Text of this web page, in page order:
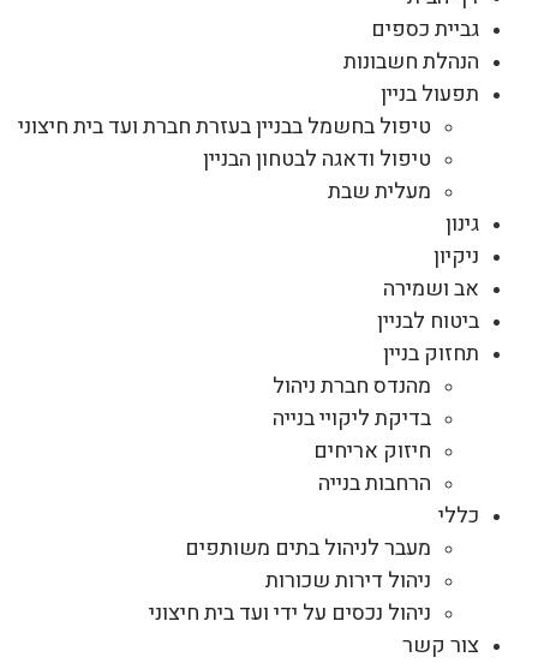
גביית כספים
הנהלת חשבונות
תפעול בניין
טיפול בחשמל בבניין בעזרת חברת ועד בית חיצוני
טיפול ודאגה לבטחון הבניין
מעלית שבת
גינון
ניקיון
אב ושמירה
ביטוח לבניין
תחזוק בניין
מהנדס חברת ניהול
בדיקת ליקויי בנייה
חיזוק אריחים
הרחבות בנייה
כללי
מעבר לניהול בתים משותפים
ניהול דירות שכורות
ניהול נכסים על ידי ועד בית חיצוני
צור קשר